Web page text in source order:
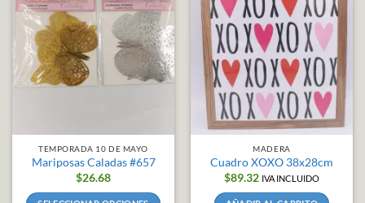
se
pueden
elegir
en
producto
TEMPORADA 10 DE MAYO
Mariposas Caladas #657
$26.68
MADERA
Cuadro XOXO 38x28cm
$89.32 IVA INCLUIDO